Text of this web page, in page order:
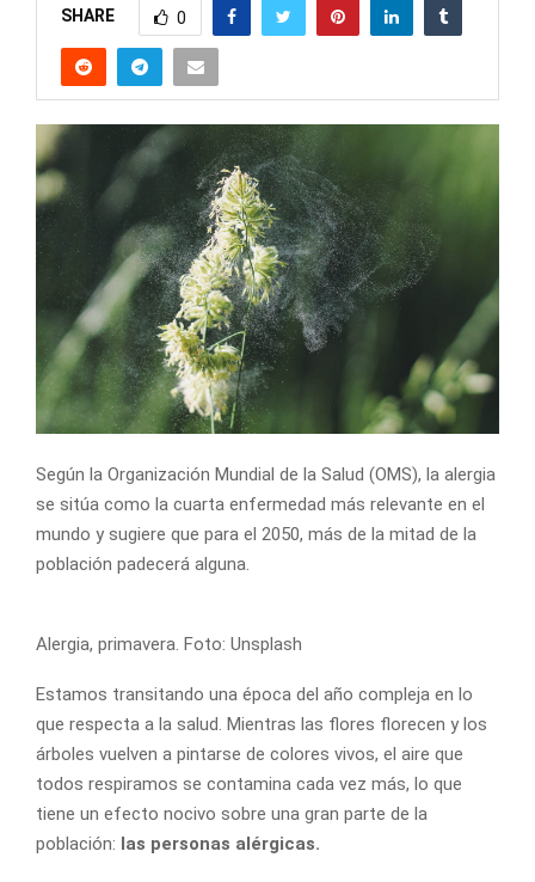
SHARE 0
Según la Organización Mundial de la Salud (OMS), la alergia
se sitúa como la cuarta enfermedad más relevante en el
mundo y sugiere que para el 2050, más de la mitad de la
población padecerá alguna.
Alergia, primavera. Foto: Unsplash
Estamos transitando una época del año compleja en lo
que respecta a la salud. Mientras las flores florecen y los
árboles vuelven a pintarse de colores vivos, el aire que
todos respiramos se contamina cada vez más, lo que
tiene un efecto nocivo sobre una gran parte de la
población: las personas alérgicas.